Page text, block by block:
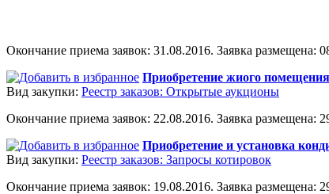
Окончание приема заявок: 31.08.2016. Заявка размещена:
Приобретение жиого помещения
Вид закупки: Реестр заказов: Открытые аукционы
Окончание приема заявок: 22.08.2016. Заявка размещена:
Приобретение и установка
Вид закупки: Реестр заказов: Запросы котировок
Окончание приема заявок: 19.08.2016. Заявка размещена: